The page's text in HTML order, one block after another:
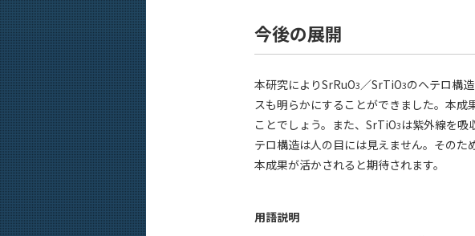
今後の展開
本研究によりSrRuO3／SrTiO3のヘテロ構
スも明らかにすることができました。本
ことでしょう。また、SrTiO3は紫外線を吸
テロ構造は人の目には見えません。その
本成果が活かされると期待されます。
用語説明